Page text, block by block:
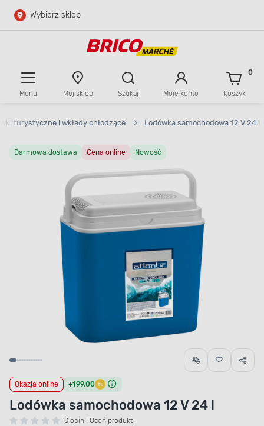
Przejdź do głównej zawartości
Wybierz sklep
Menu Mój sklep Szukaj Moje konto Koszyk
0
turystyczne i wkłady chłodzące > Lodówka samochodowa 12 V 24 l
Darmowa dostawa Cena online Nowość
Okazja online +199,00
Lodówka samochodowa 12 V 24 l
0 opinii Oceń produkt